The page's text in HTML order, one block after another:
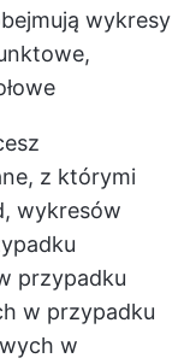
wykresy
z którymi
wykresów
przypadku
w przypadku
w